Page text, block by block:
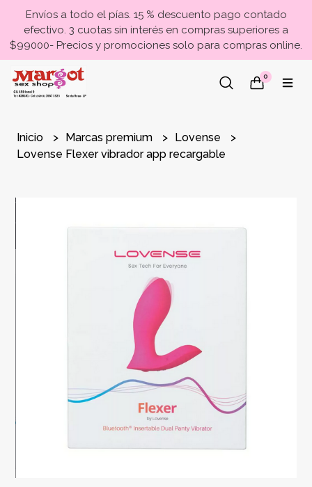
Envíos a todo el pías. 15 % descuento pago contado
efectivo. 3 cuotas sin interés en compras superiores a
$99000- Precios y promociones solo para compras online.
0
Inicio Marcas premium
Lovense
Lovense Flexer vibrador app recargable